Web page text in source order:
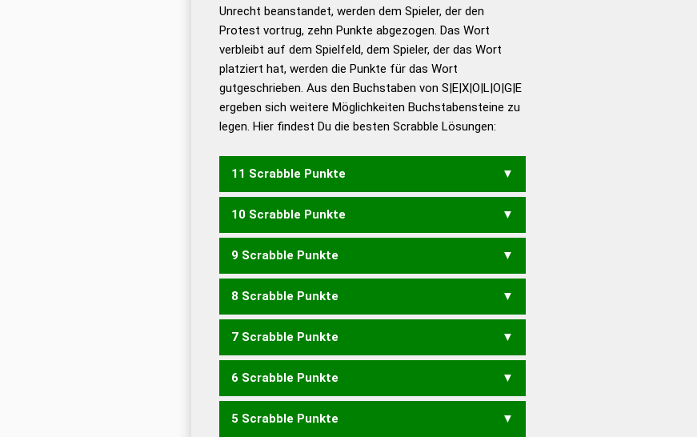
Duden – Standardwerk in 12
Bänden
Duden – Richtiges und gutes
Deutsch
Duden – Die deutsche Grammatik
Duden – Deutsches
Universalwörterbuch
Unrecht beanstandet, werden dem Spieler, der den
Protest vortrug, zehn Punkte abgezogen. Das Wort
verbleibt auf dem Spielfeld, dem Spieler, der das Wort
platziert hat, werden die Punkte für das Wort
gutgeschrieben. Aus den Buchstaben von S|E|X|O|L|O|G|E
ergeben sich weitere Möglichkeiten Buchstabensteine zu
legen. Hier findest Du die besten Scrabble Lösungen:
11 Scrabble Punkte
LEX
10 Scrabble Punkte
EXE
9 Scrabble Punkte
LOGOS
8 Scrabble Punkte
LOGO ELOGE GLOSE
7 Scrabble Punkte
GLOS LOGS OSLO SOLO
LEGES
SEGEL SEGLE
6 Scrabble Punkte
EGEL EGOS GELE GELS
SOGE
5 Scrabble Punkte